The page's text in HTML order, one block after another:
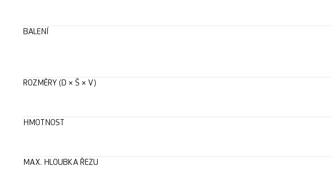
BALENÍ
ROZMĚRY (D × Š × V)
HMOTNOST
MAX. HLOUBKA ŘEZU